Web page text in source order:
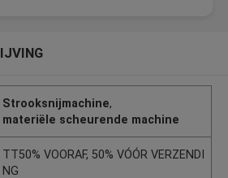
Strooksnijmachine,
materiële scheurende machine
TT50% VOORAF, 50% VÓÓR VERZENDI
NG